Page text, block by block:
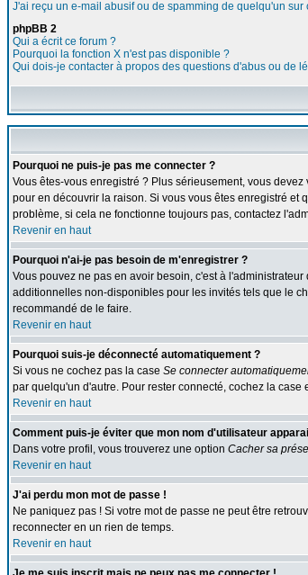
J'ai reçu un e-mail abusif ou de spamming de quelqu'un sur
phpBB 2
Qui a écrit ce forum ?
Pourquoi la fonction X n'est pas disponible ?
Qui dois-je contacter à propos des questions d'abus ou de
Pourquoi ne puis-je pas me connecter ?
Vous êtes-vous enregistré ? Plus sérieusement, vous
pour en découvrir la raison. Si vous vous êtes enregistré et
problème, si cela ne fonctionne toujours pas, contactez
Revenir en haut
Pourquoi n'ai-je pas besoin de m'enregistrer ?
Vous pouvez ne pas en avoir besoin, c'est à
additionnelles non-disponibles pour les invités tels que le
recommandé de le faire.
Revenir en haut
Pourquoi suis-je déconnecté automatiquement ?
Si vous ne cochez pas la case Se connecter
par quelqu'un d'autre. Pour rester connecté, cochez la
Revenir en haut
Comment puis-je éviter que mon nom d'utilisateur
Dans votre profil, vous trouverez une option Cacher sa
Revenir en haut
J'ai perdu mon mot de passe !
Ne paniquez pas ! Si votre mot de passe ne peut être
reconnecter en un rien de temps.
Revenir en haut